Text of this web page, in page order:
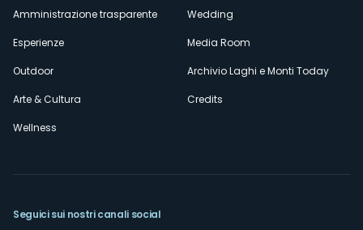
Amministrazione trasparente
Esperienze
Outdoor
Arte & Cultura
Wellness
Wedding
Media Room
Archivio Laghi e Monti Today
Credits
Seguici sui nostri canali social